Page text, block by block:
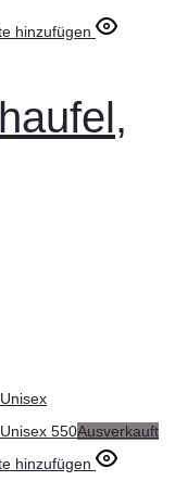
hinzufügen
Ausverkauft
hinzufügen